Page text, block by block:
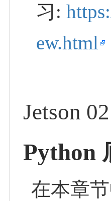
习:
ew.html
Jetson
Python
在本章